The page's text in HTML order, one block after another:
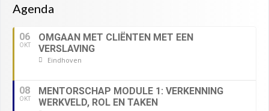
Agenda
06
OKT
OMGAAN MET CLIËNTEN MET EEN
VERSLAVING
Eindhoven
08
OKT
MENTORSCHAP MODULE 1: VERKENNING
WERKVELD, ROL EN TAKEN